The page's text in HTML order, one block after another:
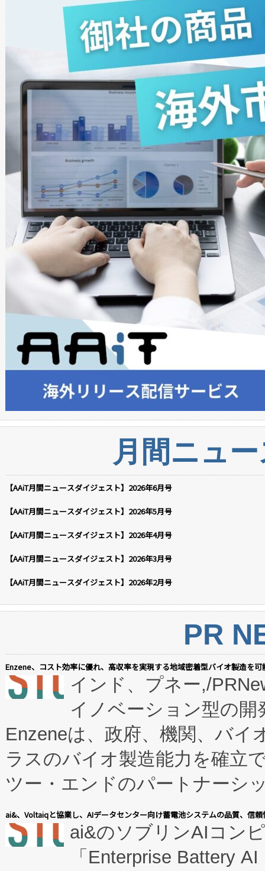
月間ニュ
【AAiT月間ニュースダイジェスト】2026年6月号
【AAiT月間ニュースダイジェスト】2026年5月号
【AAiT月間ニュースダイジェスト】2026年4月号
【AAiT月間ニュースダイジェスト】2026年3月号
【AAiT月間ニュースダイジェスト】2026年2月号
PR
Enzene、コスト効率に優れ、高収率を実現する地域密着型バイオ製造を
インド、プネー,/
イノベーション型の
Enzeneは、政府、機関、バイ
ラスのバイオ製造能力を確立
ツー・エンドのパートナーシ
表しました。 同社の実績ある
manufacturing™ (FCCM™) プ
たNeXは、バイオ医薬品製造
ai&、Voltaiqと協業し、AIデータセンター向け蓄電池システムの品質、信
ai&のソブリンAIコン
「Enterprise Battery